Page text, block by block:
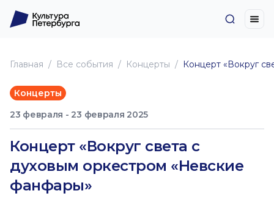
Главная Все события Концерты Концерт «Вокруг
Концерты
23 февраля - 23 февраля 2025
Концерт «Вокруг света с
духовым оркестром «Невские
фанфары»